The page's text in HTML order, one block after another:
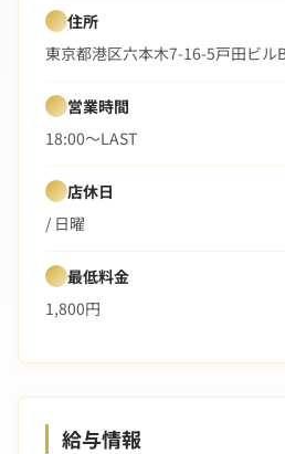
住所
東京都港区六本木7-16-5戸田ビル
営業時間
18:00〜LAST
店休日
/ 日曜
最低料金
1,800円
給与情報